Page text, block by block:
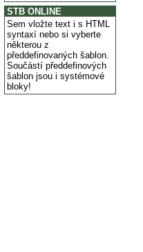
STB ONLINE
Sem vložte text i s HTML
syntaxí nebo si vyberte
některou z
předdefinovaných šablon.
Součástí předdefinových
šablon jsou i systémové
bloky!